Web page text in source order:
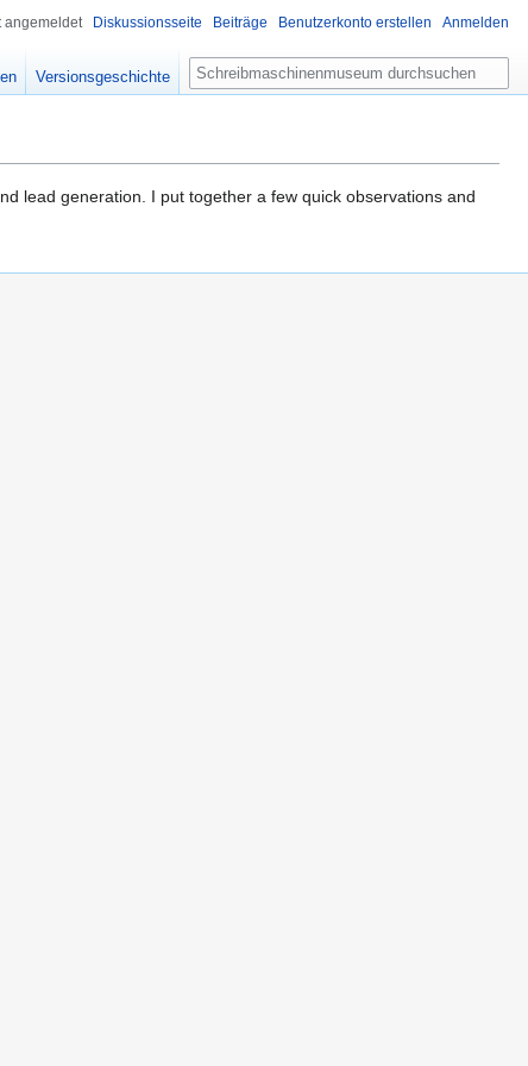
lead generation. I put together a few quick observations and
angemeldet Diskussionsseite Beiträge Benutzerkonto erstellen Anmelden
Versionsgeschichte
Suche